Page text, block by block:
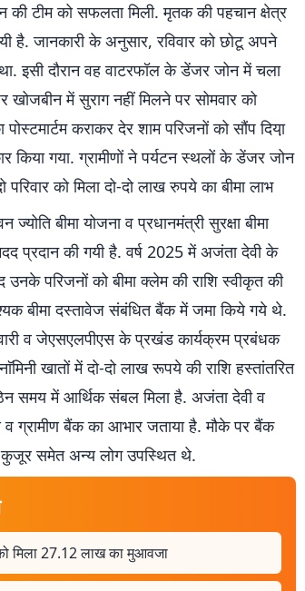
टीम को सफलता मिली. मृतक की पहचान क्षेत्र
है. जानकारी के अनुसार, रविवार को छोटू अपने
इसी दौरान वह वाटरफॉल के डेंजर जोन में चला
खोजबीन में सुराग नहीं मिलने पर सोमवार को
कराकर देर शाम परिजनों को सौंप दिया़
किया गया. ग्रामीणों ने पर्यटन स्थलों के डेंजर जोन
को मिला दो-दो लाख रुपये का बीमा लाभ
बीमा योजना व प्रधानमंत्री सुरक्षा बीमा
प्रदान की गयी है. वर्ष 2025 में अजंता देवी के
परिजनों को बीमा क्लेम की राशि स्वीकृत की
बीमा दस्तावेज संबंधित बैंक में जमा किये गये थे.
व जेएसएलपीएस के प्रखंड कार्यक्रम प्रबंधक
खातों में दो-दो लाख रूपये की राशि हस्तांतरित
समय में आर्थिक संबल मिला है. अजंता देवी व
ग्रामीण बैंक का आभार जताया है. मौके पर बैंक
कुजूर समेत अन्य लोग उपस्थित थे.
मिला 27.12 लाख का मुआवजा